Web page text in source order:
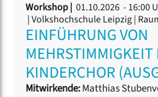
Workshop | 01.10.2026 - 16:00
| Volkshochschule Leipzig |
EINFÜHRUNG VON
MEHRSTIMMIGKEIT
KINDERCHOR
Mitwirkende:Matthias